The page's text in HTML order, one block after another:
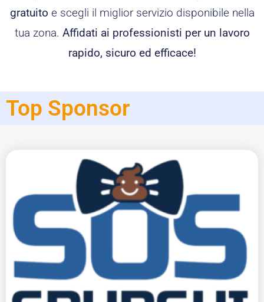
gratuito e scegli il miglior servizio disponibile nella
tua zona. Affidati ai professionisti per un lavoro
rapido, sicuro ed efficace!
Top Sponsor